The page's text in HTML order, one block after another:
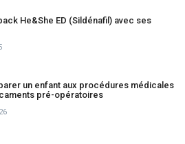
He&She ED (Sildénafil) avec ses
un enfant aux procédures médicales
pré-opératoires